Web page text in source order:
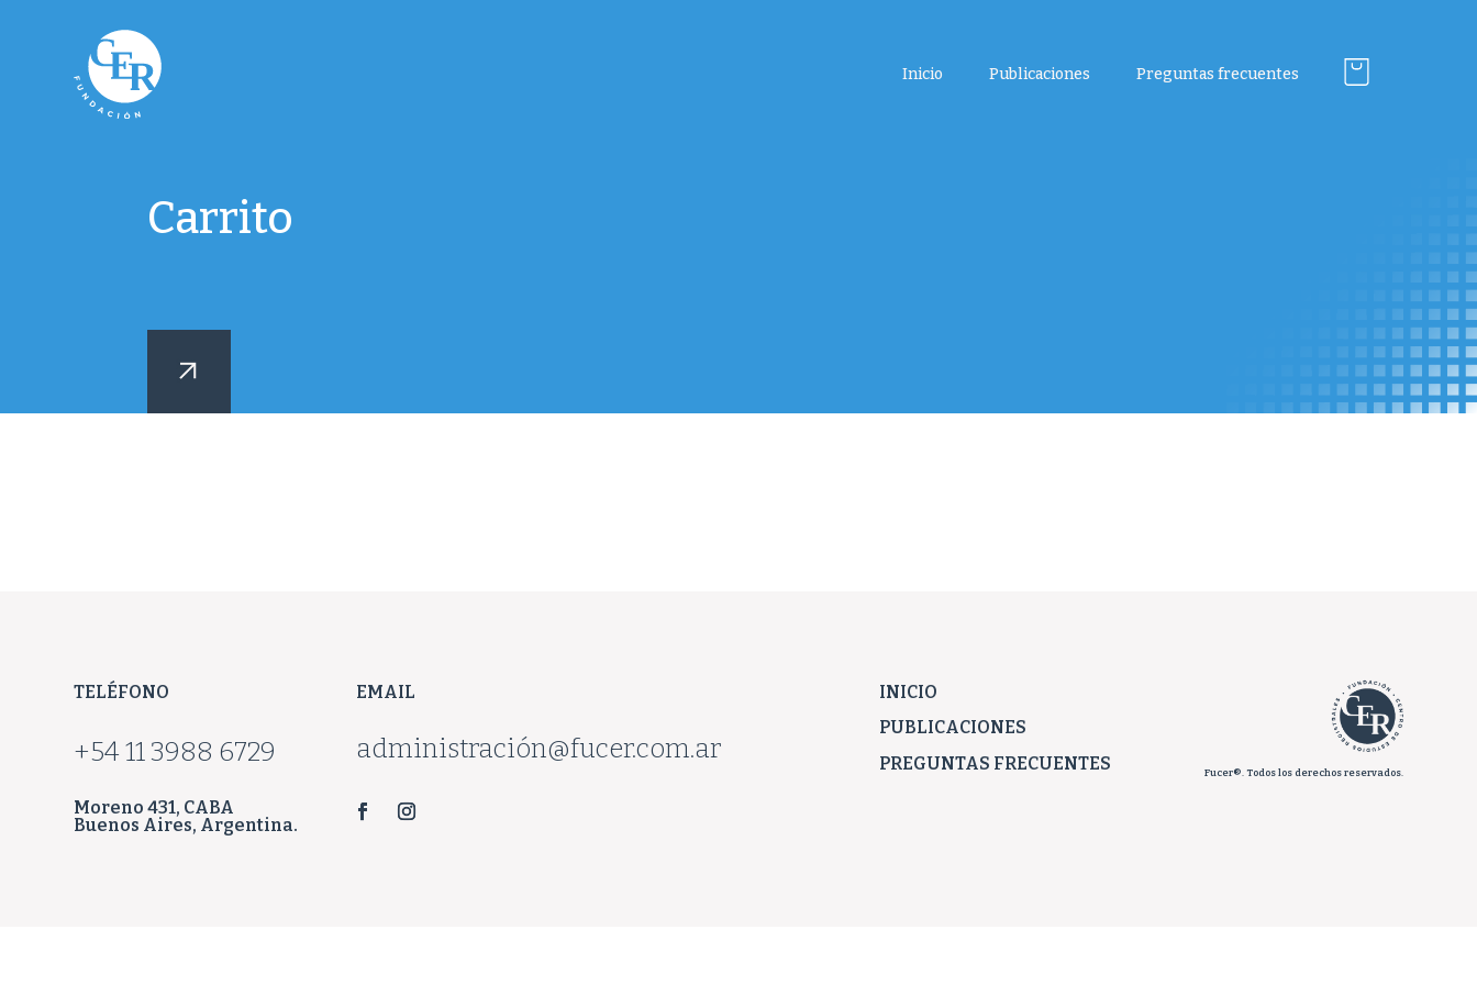
Inicio Publicaciones Preguntas frecuentes
Carrito
TELÉFONO
+54 11 3988 6729
Moreno 431, CABA
Buenos Aires, Argentina.
EMAIL
administración@fucer.com.ar
INICIO
PUBLICACIONES
PREGUNTAS FRECUENTES
Fucer®. Todos los derechos reservados.